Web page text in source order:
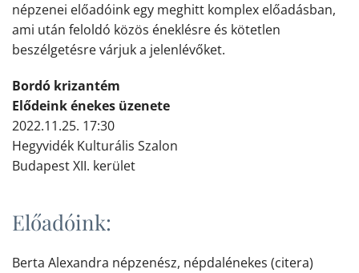
népzenei előadóink egy meghitt komplex előadásban,
ami után feloldó közös éneklésre és kötetlen
beszélgetésre várjuk a jelenlévőket.
Bordó krizantém
Elődeink énekes üzenete
2022.11.25. 17:30
Hegyvidék Kulturális Szalon
Budapest XII. kerület
Előadóink:
Berta Alexandra népzenész, népdalénekes (citera)